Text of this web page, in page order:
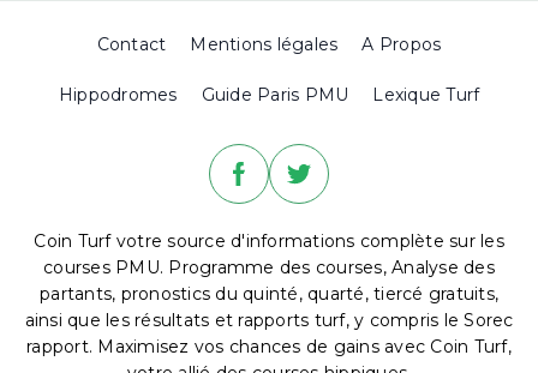
Contact Mentions légales A Propos
Hippodromes Guide Paris PMU Lexique Turf
Coin Turf votre source d'informations complète sur les
courses PMU. Programme des courses, Analyse des
partants, pronostics du quinté, quarté, tiercé gratuits,
ainsi que les résultats et rapports turf, y compris le Sorec
rapport. Maximisez vos chances de gains avec Coin Turf,